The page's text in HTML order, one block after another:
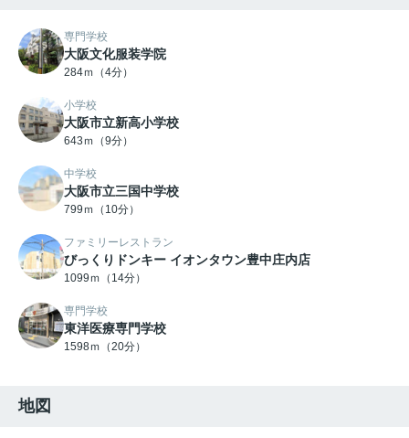
専門学校
大阪文化服装学院
284ｍ（4分）
小学校
大阪市立新高小学校
643ｍ（9分）
中学校
大阪市立三国中学校
799ｍ（10分）
ファミリーレストラン
びっくりドンキー イオンタウン豊中庄内店
1099ｍ（14分）
専門学校
東洋医療専門学校
1598ｍ（20分）
地図